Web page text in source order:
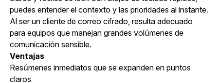
puedes entender el contexto y las prioridades al instante.
Al ser un cliente de correo cifrado, resulta adecuado
para equipos que manejan grandes volúmenes de
comunicación sensible.
Ventajas
Resúmenes inmediatos que se expanden en puntos
claros